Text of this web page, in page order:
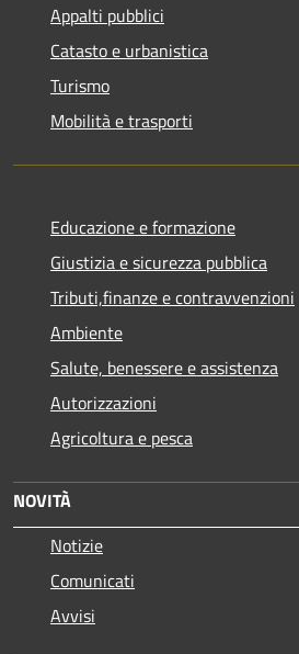
Appalti pubblici
Catasto e urbanistica
Turismo
Mobilità e trasporti
Educazione e formazione
Giustizia e sicurezza pubblica
Tributi,finanze e contravvenzioni
Ambiente
Salute, benessere e assistenza
Autorizzazioni
Agricoltura e pesca
NOVITÀ
Notizie
Comunicati
Avvisi